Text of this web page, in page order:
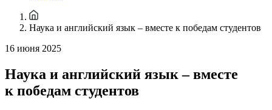
Наука и английский язык – вместе к победам студентов
16 июня 2025
Наука и английский язык – вместе
к победам студентов